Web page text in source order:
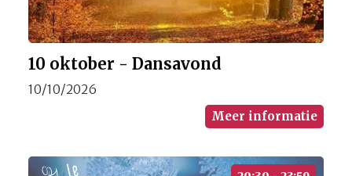
10 oktober - Dansavond
10/10/2026
Meer informatie